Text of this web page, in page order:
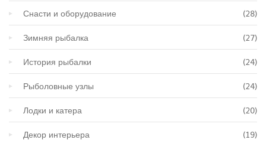
Снасти и оборудование (28)
Зимняя рыбалка (27)
История рыбалки (24)
Рыболовные узлы (24)
Лодки и катера (20)
Декор интерьера (19)